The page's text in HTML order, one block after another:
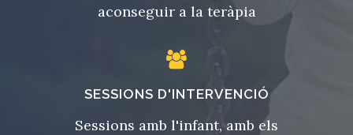
aconseguir a la teràpia
SESSIONS D'INTERVENCIÓ
Sessions amb l'infant, amb els